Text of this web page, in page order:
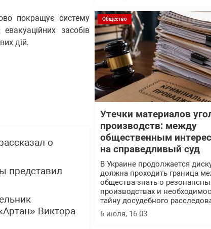
покращує систему
засобів
дій.
о
представил
Виктора
Общество
Утечки материалов
производств: между
общественным
на справедливый суд
В Украине продолжается
должна проходить граница
общества знать о
производствах и
тайну досудебного
6 июля, 16:03